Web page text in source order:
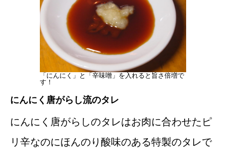
「にんにく」と「辛味噌」を入れると旨さ倍増で
す！
にんにく唐がらし流のタレ
にんにく唐がらしのタレはお肉に合わせたピ
リ辛なのにほんのり酸味のある特製のタレで